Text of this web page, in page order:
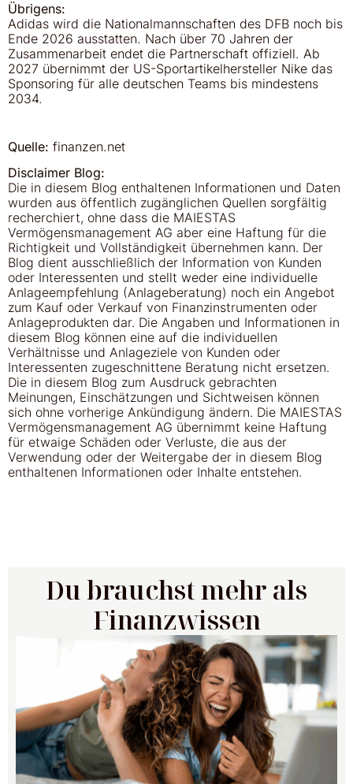
Übrigens:
Adidas wird die Nationalmannschaften des DFB noch bis
Ende 2026 ausstatten. Nach über 70 Jahren der
Zusammenarbeit endet die Partnerschaft offiziell. Ab
2027 übernimmt der US-Sportartikelhersteller Nike das
Sponsoring für alle deutschen Teams bis mindestens
2034.
Quelle: finanzen.net
Disclaimer Blog:
Die in diesem Blog enthaltenen Informationen und Daten
wurden aus öffentlich zugänglichen Quellen sorgfältig
recherchiert, ohne dass die MAIESTAS
Vermögensmanagement AG aber eine Haftung für die
Richtigkeit und Vollständigkeit übernehmen kann. Der
Blog dient ausschließlich der Information von Kunden
oder Interessenten und stellt weder eine individuelle
Anlageempfehlung (Anlageberatung) noch ein Angebot
zum Kauf oder Verkauf von Finanzinstrumenten oder
Anlageprodukten dar. Die Angaben und Informationen in
diesem Blog können eine auf die individuellen
Verhältnisse und Anlageziele von Kunden oder
Interessenten zugeschnittene Beratung nicht ersetzen.
Die in diesem Blog zum Ausdruck gebrachten
Meinungen, Einschätzungen und Sichtweisen können
sich ohne vorherige Ankündigung ändern. Die MAIESTAS
Vermögensmanagement AG übernimmt keine Haftung
für etwaige Schäden oder Verluste, die aus der
Verwendung oder der Weitergabe der in diesem Blog
enthaltenen Informationen oder Inhalte entstehen.
Du brauchst mehr als
Finanzwissen